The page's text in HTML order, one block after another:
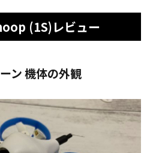
(1S)レビュー
ン 機体の外観